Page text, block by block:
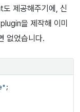
제공해주기에, 신
을 제작해 이미
없었습니다.
;